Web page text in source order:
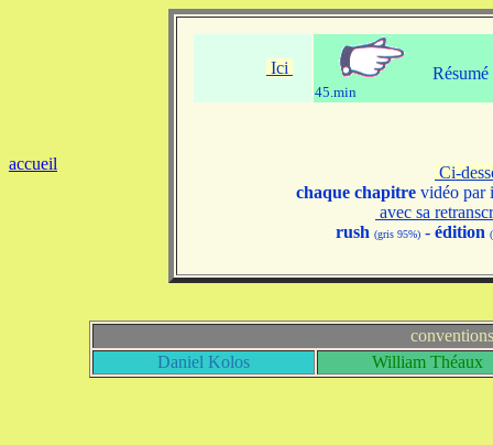
accueil
Ici
45.min
Ci-
chaque chapitre vidéo par
avec sa
rush (gris 95%) - édition
conventions
Daniel Kolos
William Théaux